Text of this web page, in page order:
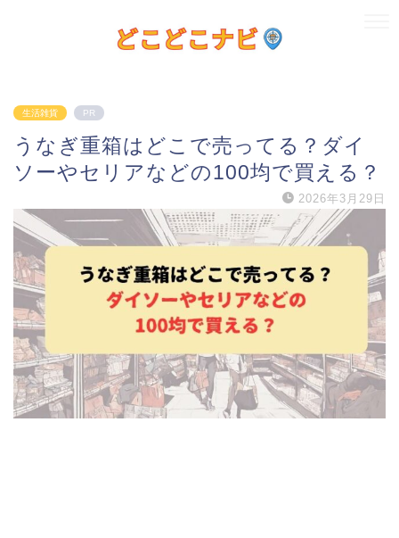
生活雑貨 PR
うなぎ重箱はどこで売ってる？ダイ
ソーやセリアなどの100均で買える？
2026年3月29日